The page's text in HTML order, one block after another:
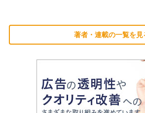
著者・連載の一覧を見